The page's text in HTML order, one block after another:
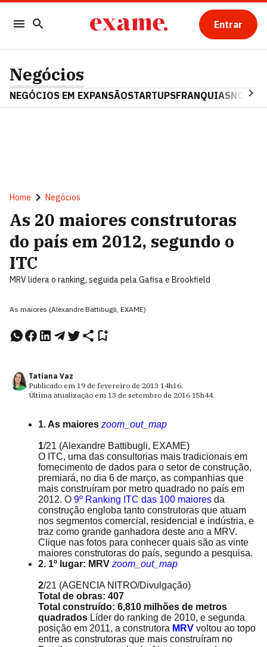
Entrar
Negócios
NEGÓCIOS EM EXPANSÃOSTARTUPSFRANQUIAS
Home Negócios
As 20 maiores construtoras
do país em 2012, segundo o
ITC
MRV lidera o ranking, seguida pela Gafisa e Brookfield
As maiores (Alexandre Battibugli, EXAME)
Tatiana Vaz
Publicado em 19 de fevereiro de 2013 14h16.
Última atualização em 13 de setembro de 2016 15h44.
1. As maiores zoom_out_map
1/21 (Alexandre Battibugli, EXAME)
O ITC, uma das consultorias mais tradicionais em
fornecimento de dados para o setor de construção,
premiará, no dia 6 de março, as companhias que
mais construíram por metro quadrado no país em
2012. O 9º Ranking ITC das 100 maiores da
construção engloba tanto construtoras que atuam
nos segmentos comercial, residencial e indústria, e
traz como grande ganhadora deste ano a MRV.
Clique nas fotos para conhecer quais são as vinte
maiores construtoras do país, segundo a pesquisa.
2. 1º lugar: MRV zoom_out_map
2/21 (AGENCIA NITRO/Divulgação)
Total de obras: 407
Total construído: 6,810 milhões de metros
quadrados Líder do ranking de 2010, e segunda
posição em 2011, a construtora MRV voltou ao topo
entre as construtoras que mais construíram no